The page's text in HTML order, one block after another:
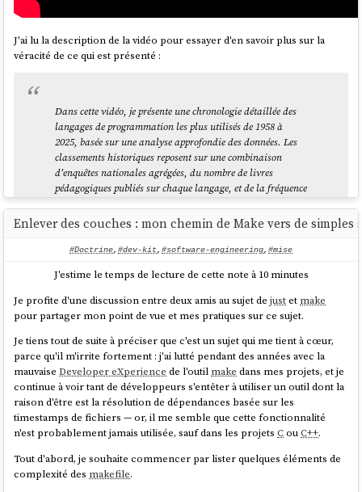
J'ai lu la description de la vidéo pour essayer d'en savoir plus sur la
véracité de ce qui est présenté :
Dans cette vidéo, je présente une chronologie détaillée des
langages de programmation les plus utilisés de 1958 à
2025, basée sur une analyse approfondie des données. Les
classements historiques reposent sur une combinaison
d'enquêtes nationales agrégées, du nombre de livres
pédagogiques publiés sur chaque langage, et de la fréquence
publications mondiales dédiées aux logiciels et aux
été ajustés à partir de données issues de plusieurs indices de
d'accès aux dépôts GitHub, et d'enquêtes auprès des
développeurs.
La popularité dans ce classement est définie par le nombre
de développeurs maîtrisant ou apprenant activement
chaque langage. L'échelle est normalisée sur une valeur
relative de 100, permettant des comparaisons cohérentes
entre les langages et les périodes.
L'emoji flamme représente les langages qui ont atteint la
première place au moins une fois. L'emoji tête de mort
représente les langages qui ne sont plus officiellement
maintenus et ne disposent plus d'une communauté de
développeurs active.
Enlever des couches : mon chemin de Make vers de simples
#Doctrine, #dev-kit, #software-engineering, #mise
J'estime le temps de lecture de cette note à 10 minutes
Je profite d'une discussion entre deux amis au sujet dejustet make
pour partager mon point de vue et mes pratiques sur ce sujet.
Je tiens tout de suite à préciser que c'est un sujet qui me tient à cœur,
parce qu'il m'irrite fortement : j'ai lutté pendant des années avec la
mauvaiseDeveloper eXperience de l'outil make dans mes projets, et je
continue à voir tant de développeurs s'entêter à utiliser un outil dont la
raison d'être est la résolution de dépendances basée sur les
timestamps de fichiers — or, il me semble que cette fonctionnalité
n'est probablement jamais utilisée, sauf dans les projetsCouC++.
Tout d'abord, je souhaite commencer par lister quelques éléments de
complexité des makefile.